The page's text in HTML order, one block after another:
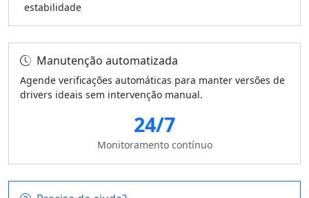
estabilidade
Manutenção automatizada
Agende verificações automáticas para manter versões de
drivers ideais sem intervenção manual.
24/7
Monitoramento contínuo